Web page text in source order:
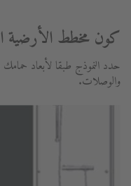
كون مخطط الأرضية
حدد النموذج طبقا لأبعاد
والوصلات.